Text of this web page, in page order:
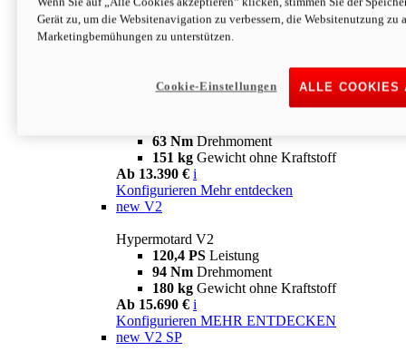
63 NmDrehmoment
151 kgGewicht ohne Kraftstoff
Ab 13.890 € i
63 Nm Drehmoment
151 kg Gewicht ohne Kraftstoff
Ab 13.390 € i
Konfigurieren Mehr entdecken
new V2
Hypermotard V2
120,4 PS Leistung
94 Nm Drehmoment
180 kg Gewicht ohne Kraftstoff
Ab 15.690 € i
Konfigurieren MEHR ENTDECKEN
new V2 SP
Gerät zu, um die Websitenavigation zu verbessern, die Websitenutzung zu
Marketingbemühungen zu unterstützen.
ALLE COOKIES
Cookie-Einstellungen